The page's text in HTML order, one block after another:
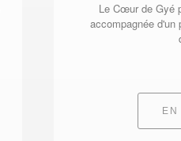
Le Cœur de Gyé
accompagnée d'un